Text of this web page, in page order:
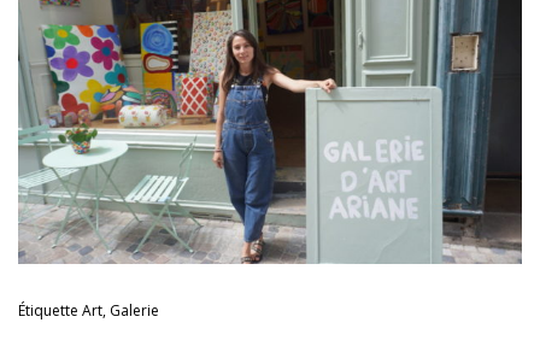
Étiquette Art, Galerie